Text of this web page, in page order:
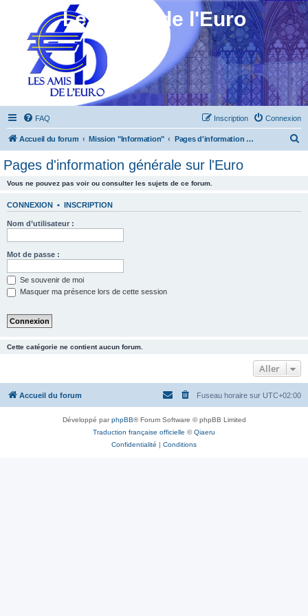
Les Amis de l'Euro
FAQ Connexion
Inscription
Accueil du forum Mission "Information" Pages d'information générale sur l'Euro
Pages d'information générale sur l'Euro
Vous ne pouvez pas voir ou consulter les sujets de ce forum.
CONNEXION • INSCRIPTION
Nom d’utilisateur :
Mot de passe :
Se souvenir de moi
Masquer ma présence lors de cette session
Cette catégorie ne contient aucun forum.
Aller
Accueil du forum Fuseau horaire sur UTC+02:00
Développé parphpBB® Forum Software © phpBB Limited
Traduction française officielle ©Qiaeru
Confidentialité | Conditions